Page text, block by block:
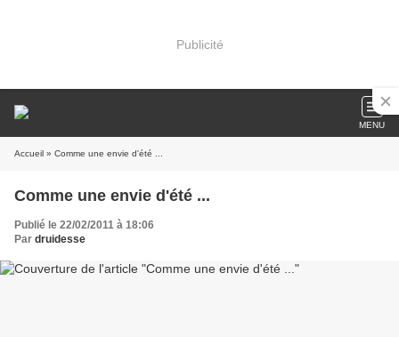
Publicité
MENU
Accueil » Comme une envie d'été ...
Comme une envie d'été ...
Publié le 22/02/2011 à 18:06
Par druidesse